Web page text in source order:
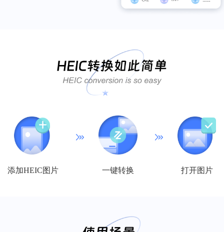
添加HEIC图片 一键转换 打开图片
文件一起压缩，速度也挺快的，希望能继续
坚持，让软件功能变得更强大~
好用的，推荐下载